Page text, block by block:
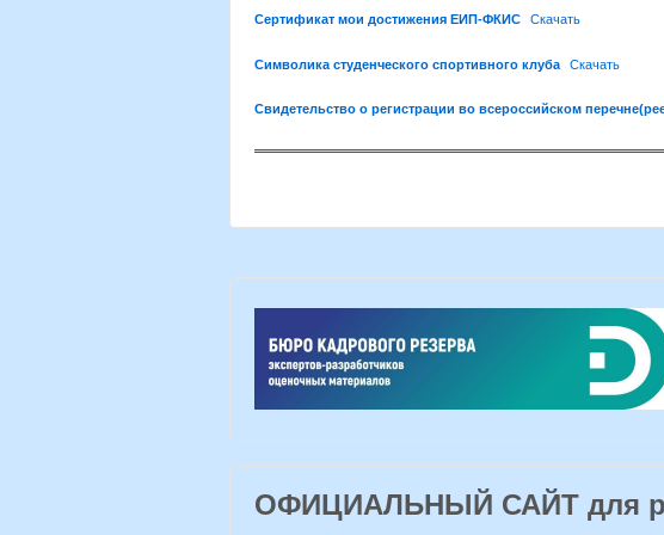
Сертификат мои достижения ЕИП-ФКИС Скачать
Символика студенческого спортивного клуба Скачать
Свидетельство о регистрации во всероссийском
ОФИЦИАЛЬНЫЙ САЙТ для